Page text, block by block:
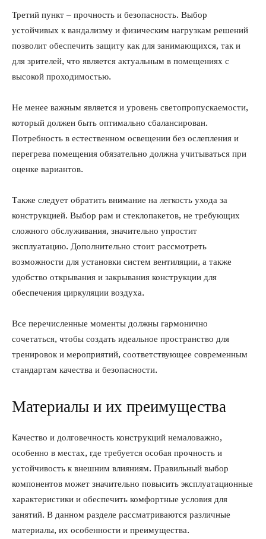
Третий пункт – прочность и безопасность. Выбор
устойчивых к вандализму и физическим нагрузкам решений
позволит обеспечить защиту как для занимающихся, так и
для зрителей, что является актуальным в помещениях с
высокой проходимостью.
Не менее важным является и уровень светопропускаемости,
который должен быть оптимально сбалансирован.
Потребность в естественном освещении без ослепления и
перегрева помещения обязательно должна учитываться при
оценке вариантов.
Также следует обратить внимание на легкость ухода за
конструкцией. Выбор рам и стеклопакетов, не требующих
сложного обслуживания, значительно упростит
эксплуатацию. Дополнительно стоит рассмотреть
возможности для установки систем вентиляции, а также
удобство открывания и закрывания конструкции для
обеспечения циркуляции воздуха.
Все перечисленные моменты должны гармонично
сочетаться, чтобы создать идеальное пространство для
тренировок и мероприятий, соответствующее современным
стандартам качества и безопасности.
Материалы и их преимущества
Качество и долговечность конструкций немаловажно,
особенно в местах, где требуется особая прочность и
устойчивость к внешним влияниям. Правильный выбор
компонентов может значительно повысить эксплуатационные
характеристики и обеспечить комфортные условия для
занятий. В данном разделе рассматриваются различные
материалы, их особенности и преимущества.